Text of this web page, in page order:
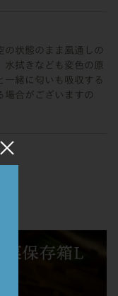
の状態のまま風通しの
水拭きなども変色の原
緒に匂いも吸収する
場合がございますの